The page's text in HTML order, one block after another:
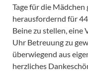
Tage für die
herausfordernd für
Beine zu stellen,
Uhr Betreuung zu
überwiegend aus
herzliches